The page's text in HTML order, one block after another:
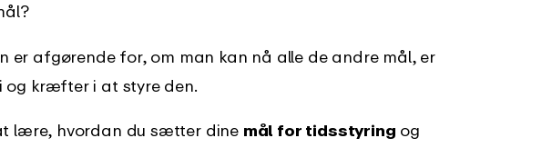
støtte med vores
afgørende for, om man kan nå alle de andre mål, er
og kræfter i at styre den.
lære, hvordan du sætter dine mål for tidsstyring og